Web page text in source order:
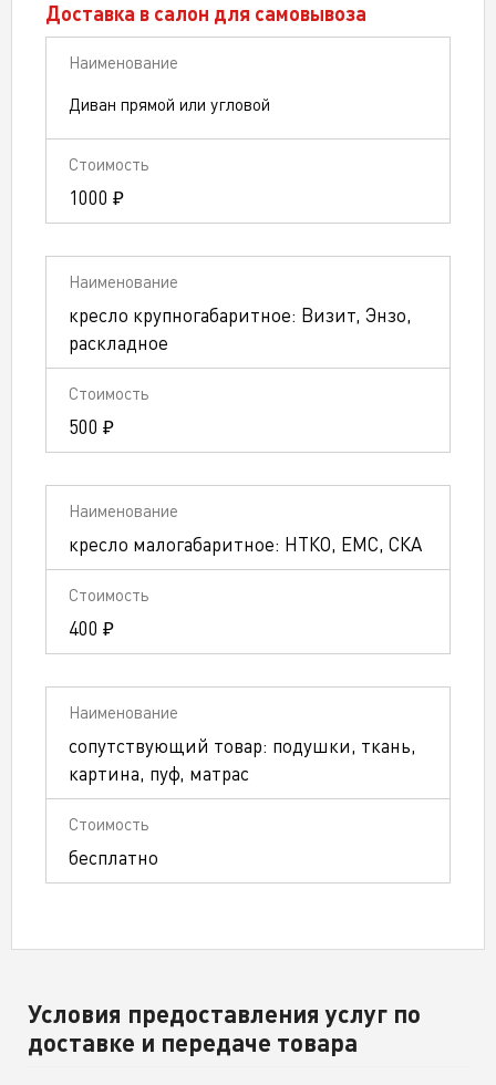
Доставка в салон для самовывоза
Диван прямой или угловой
1000 ₽
кресло крупногабаритное: Визит, Энзо,
раскладное
500 ₽
кресло малогабаритное: НТКО, ЕМС, СКА
400 ₽
сопутствующий товар: подушки, ткань,
картина, пуф, матрас
бесплатно
Условия предоставления услуг по
доставке и передаче товара